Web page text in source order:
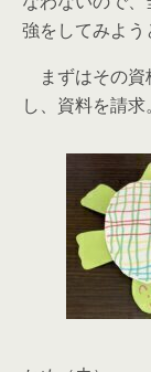
強をしてみよう
まずはその資
し、資料を請求。